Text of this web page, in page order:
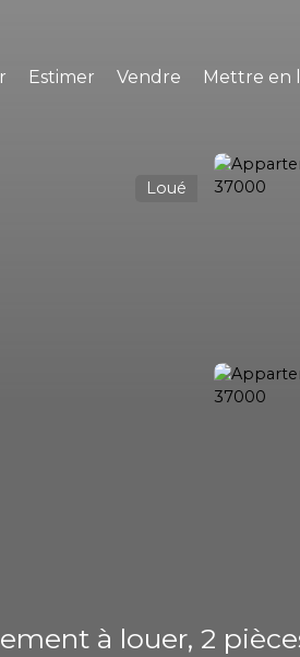
Estimer Vendre Mettre en
Loué
à louer, 2